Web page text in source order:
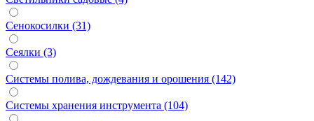
Сенокосилки (31)
Сеялки (3)
Системы полива, дождевания и орошения (142)
Системы хранения инструмента (104)